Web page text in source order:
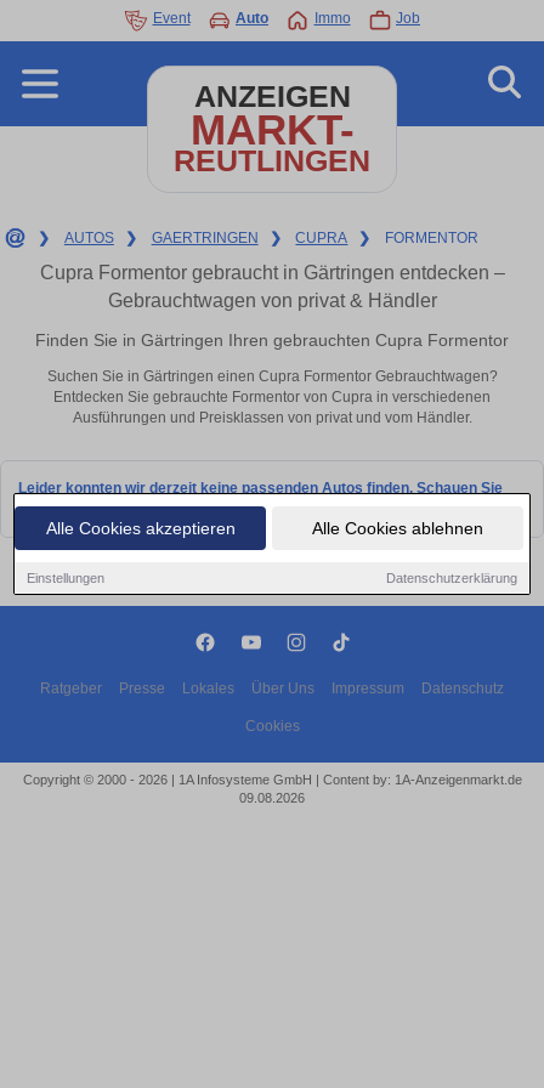
Alle Cookies akzeptieren Alle Cookies ablehnen
Einstellungen Datenschutzerklärung
Event Auto Immo Job
ANZEIGEN
MARKT-
REUTLINGEN
❯ AUTOS ❯ GAERTRINGEN ❯ CUPRA ❯ FORMENTOR
Cupra Formentor gebraucht in Gärtringen entdecken –
Gebrauchtwagen von privat & Händler
Finden Sie in Gärtringen Ihren gebrauchten Cupra Formentor
Suchen Sie in Gärtringen einen Cupra Formentor Gebrauchtwagen?
Entdecken Sie gebrauchte Formentor von Cupra in verschiedenen
Ausführungen und Preisklassen von privat und vom Händler.
Leider konnten wir derzeit keine passenden Autos finden. Schauen Sie
bald wieder vorbei!
Ratgeber Presse Lokales Über Uns Impressum Datenschutz
Cookies
Copyright © 2000 - 2026 | 1A Infosysteme GmbH | Content by: 1A-Anzeigenmarkt.de
09.08.2026